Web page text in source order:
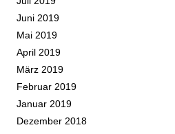
Juni 2019
Mai 2019
April 2019
März 2019
Februar 2019
Januar 2019
Dezember 2018